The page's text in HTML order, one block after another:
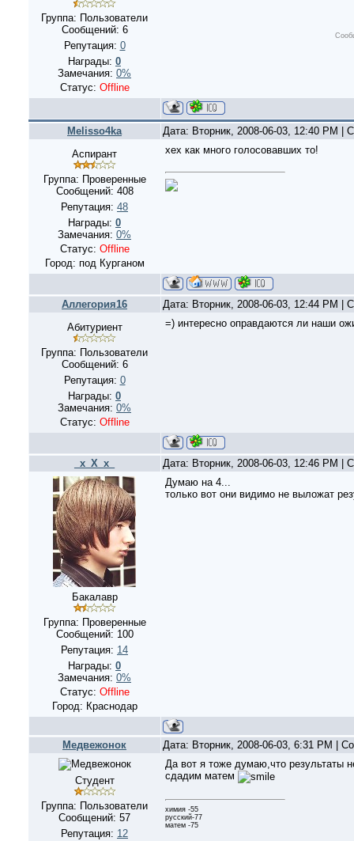
Группа: Пользователи
Сообщений: 6
Репутация: 0
Награды: 0
Замечания: 0%
Статус: Offline
Melisso4ka
Дата: Вторник, 2008-06-03, 12:40 PM |
Аспирант
Группа: Проверенные
Сообщений: 408
Репутация: 48
Награды: 0
Замечания: 0%
Статус: Offline
Город: под Курганом
хех как много голосовавших то!
Аллегория16
Дата: Вторник, 2008-06-03, 12:44 PM |
Абитуриент
Группа: Пользователи
Сообщений: 6
Репутация: 0
Награды: 0
Замечания: 0%
Статус: Offline
=) интересно оправдаются ли наши
_x_X_x_ Дата: Вторник, 2008-06-03, 12:46 PM |
Бакалавр
Группа: Проверенные
Сообщений: 100
Репутация: 14
Награды: 0
Замечания: 0%
Статус: Offline
Город: Краснодар
Думаю на 4...
только вот они видимо не выложат
Медвежонок Дата: Вторник, 2008-06-03, 6:31 PM |
Студент
Группа: Пользователи
Сообщений: 57
Репутация: 12
Да вот я тоже думаю,что результаты
сдадим матем
химия -55
русский-77
матем -75